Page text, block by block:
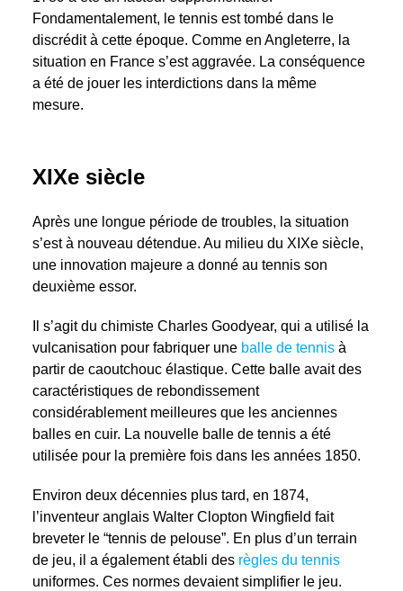
Fondamentalement, le tennis est tombé dans le
discrédit à cette époque. Comme en Angleterre, la
situation en France s’est aggravée. La conséquence
a été de jouer les interdictions dans la même
mesure.
XIXe siècle
Après une longue période de troubles, la situation
s’est à nouveau détendue. Au milieu du XIXe siècle,
une innovation majeure a donné au tennis son
deuxième essor.
Il s’agit du chimiste Charles Goodyear, qui a utilisé la
vulcanisation pour fabriquer une balle de tennisà
partir de caoutchouc élastique. Cette balle avait des
caractéristiques de rebondissement
considérablement meilleures que les anciennes
balles en cuir. La nouvelle balle de tennis a été
utilisée pour la première fois dans les années 1850.
Environ deux décennies plus tard, en 1874,
l’inventeur anglais Walter Clopton Wingfield fait
breveter le “tennis de pelouse”. En plus d’un terrain
de jeu, il a également établi des règles du tennis
uniformes. Ces normes devaient simplifier le jeu.